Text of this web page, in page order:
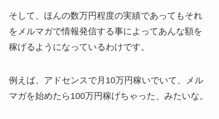
そして、ほんの数万円程度の実績であってもそれ
をメルマガで情報発信する事によってあんな額を
稼げるようになっているわけです。
例えば、アドセンスで月10万円稼いでいて、メル
マガを始めたら100万円稼げちゃった、みたいな。